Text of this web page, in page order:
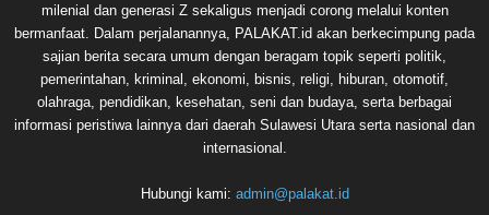
milenial dan generasi Z sekaligus menjadi corong melalui konten
bermanfaat. Dalam perjalanannya, PALAKAT.id akan berkecimpung pada
sajian berita secara umum dengan beragam topik seperti politik,
pemerintahan, kriminal, ekonomi, bisnis, religi, hiburan, otomotif,
olahraga, pendidikan, kesehatan, seni dan budaya, serta berbagai
informasi peristiwa lainnya dari daerah Sulawesi Utara serta nasional dan
internasional.
Hubungi kami: admin@palakat.id